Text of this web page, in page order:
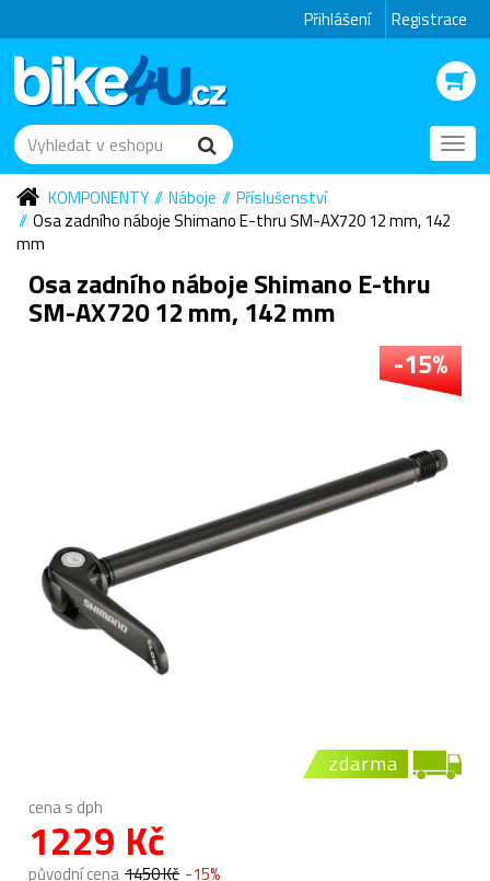
Přihlášení Registrace
KOMPONENTY
Náboje
Příslušenství
Osa zadního náboje Shimano E-thru SM-AX720 12 mm, 142
mm
Osa zadního náboje Shimano E-thru
SM-AX720 12 mm, 142 mm
-15%
zdarma
cena s dph
1229 Kč
původní cena 1450 Kč -15%